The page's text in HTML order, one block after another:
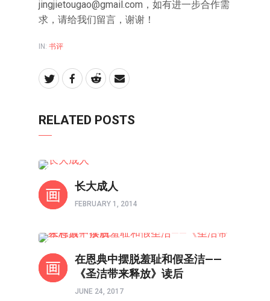
jingjietougao@gmail.com，如有进一步合作需
求，请给我们留言，谢谢！
IN: 书评
RELATED POSTS
长大成人
FEBRUARY 1, 2014
在恩典中摆脱羞耻和假圣洁——
《圣洁带来释放》读后
JUNE 24, 2017